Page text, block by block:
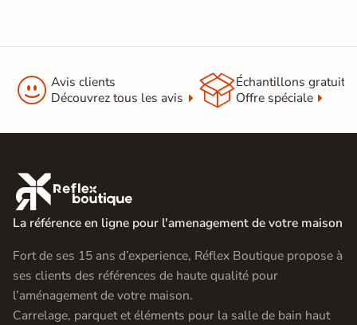
 Avis clients
Découvrez tous les avis
Échantillons gratuit
Offre spéciale

La référence en ligne pour l'amenagement de votre maison
Fort de ses 15 ans d’experience, Réflex Boutique propose à
ses clients des références de haute qualité pour
l’aménagement de votre maison.
Carrelage, parquet et éléments pour la salle de bain haut